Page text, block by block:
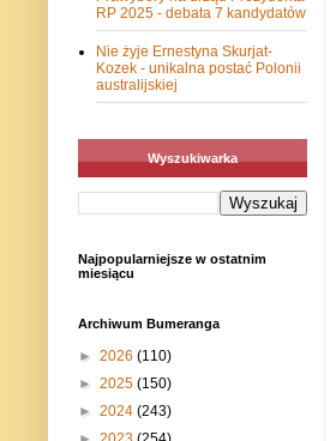
RP 2025 - debata 7 kandydatów
Nie żyje Ernestyna Skurjat-
Kozek - unikalna postać Polonii
australijskiej
Wyszukiwarka
Najpopularniejsze w ostatnim
miesiącu
Archiwum Bumeranga
► 2026 (110)
► 2025 (150)
► 2024 (243)